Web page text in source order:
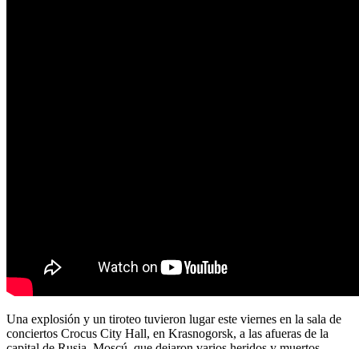
Una explosión y un tiroteo tuvieron lugar este viernes en la sala de
conciertos Crocus City Hall, en Krasnogorsk, a las afueras de la